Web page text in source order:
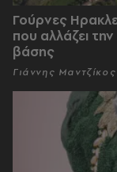
Γούρνες
που αλλάζει
βάσης
Γιάννης Μαντζίκος